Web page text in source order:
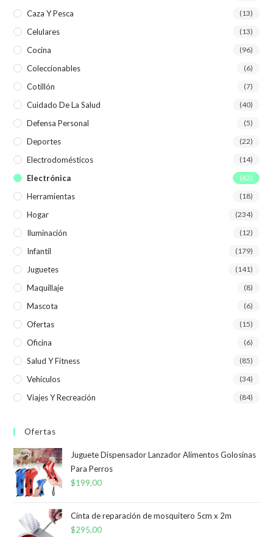
Caza Y Pesca (13)
Celulares (13)
Cocina (96)
Coleccionables (6)
Cotillón (7)
Cuidado De La Salud (40)
Defensa Personal (5)
Deportes (22)
Electrodomésticos (14)
Electrónica (62)
Herramientas (18)
Hogar (234)
Iluminación (12)
Infantil (179)
Juguetes (141)
Maquillaje (8)
Mascota (6)
Ofertas (15)
Oficina (6)
Salud Y Fitness (85)
Vehículos (34)
Viajes Y Recreación (84)
Ofertas
Juguete Dispensador Lanzador Alimentos Golosinas
Para Perros
$199,00
Cinta de reparación de mosquitero 5cm x 2m
$295,00